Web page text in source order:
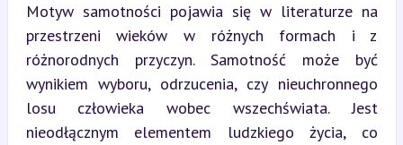
Motyw samotności pojawia się w literaturze na
przestrzeni wieków w różnych formach i z
różnorodnych przyczyn. Samotność może być
wynikiem wyboru, odrzucenia, czy nieuchronnego
losu człowieka wobec wszechświata. Jest
nieodłącznym elementem ludzkiego życia, co